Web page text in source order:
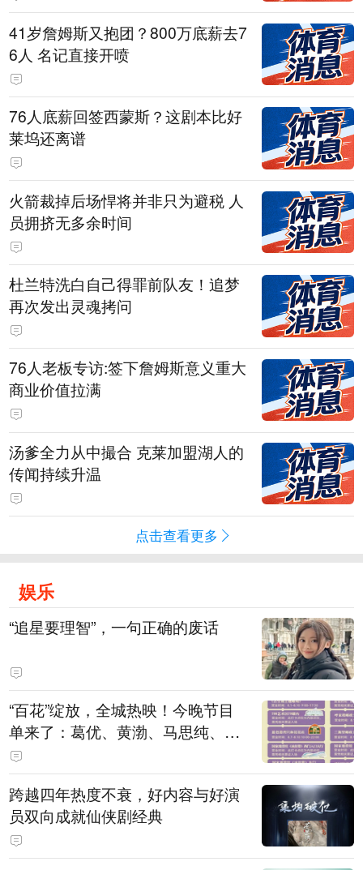
41岁詹姆斯又抱团？800万底薪去7
6人 名记直接开喷
76人底薪回签西蒙斯？这剧本比好
莱坞还离谱
火箭裁掉后场悍将并非只为避税 人
员拥挤无多余时间
杜兰特洗白自己得罪前队友！追梦
再次发出灵魂拷问
76人老板专访:签下詹姆斯意义重大
商业价值拉满
汤爹全力从中撮合 克莱加盟湖人的
传闻持续升温
点击查看更多
娱乐
“追星要理智”，一句正确的废话
“百花”绽放，全城热映！今晚节目
单来了：葛优、黄渤、马思纯、刘
浩存、廖昌永、谭维维……
跨越四年热度不衰，好内容与好演
员双向成就仙侠剧经典